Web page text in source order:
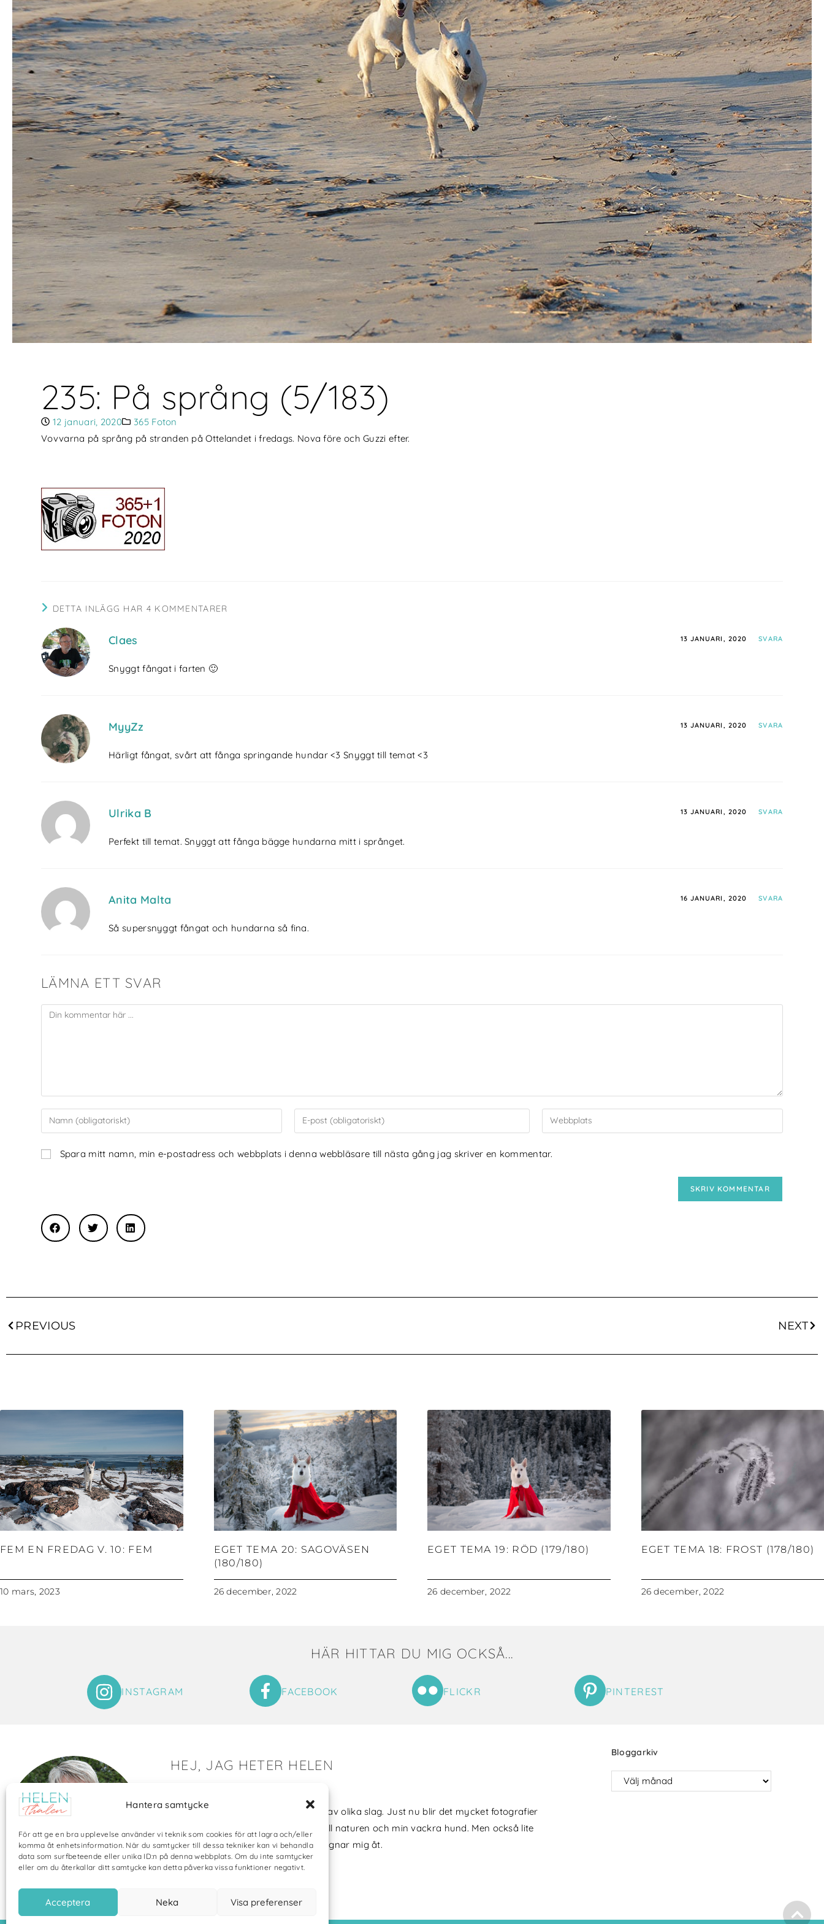
Hantera samtycke
För att ge en bra upplevelse använder vi teknik som cookies för att lagra och/eller
komma åt enhetsinformation. När du samtycker till dessa tekniker kan vi behandla
data som surfbeteende eller unika ID:n på denna webbplats. Om du inte samtycker
eller om du återkallar ditt samtycke kan detta påverka vissa funktioner negativt.
Acceptera Neka Visa preferenser
235: På språng (5/183)
12 januari, 2020
365 Foton
Vovvarna på språng på stranden på Ottelandet i fredags. Nova före och Guzzi efter.
DETTA INLÄGG HAR 4 KOMMENTARER
Claes 13 JANUARI, 2020 SVARA
Snyggt fångat i farten 🙂
MyyZz 13 JANUARI, 2020 SVARA
Härligt fångat, svårt att fånga springande hundar <3 Snyggt till temat <3
Ulrika B 13 JANUARI, 2020 SVARA
Perfekt till temat. Snyggt att fånga bägge hundarna mitt i språnget.
Anita Malta 16 JANUARI, 2020 SVARA
Så supersnyggt fångat och hundarna så fina.
LÄMNA ETT SVAR
Spara mitt namn, min e-postadress och webbplats i denna webbläsare till nästa gång jag skriver en kommentar.
PREVIOUS NEXT
FEM EN FREDAG V. 10: FEM
10 mars, 2023
EGET TEMA 20: SAGOVÄSEN
(180/180)
26 december, 2022
EGET TEMA 19: RÖD (179/180)
26 december, 2022
EGET TEMA 18: FROST (178/180)
26 december, 2022
HÄR HITTAR DU MIG OCKSÅ...
INSTAGRAM FACEBOOK FLICKR PINTEREST
HEJ, JAG HETER HELEN
Här visar jag saker som jag skapat av olika slag. Just nu blir det mycket fotografier
och många bilder visar min kärlek till naturen och min vackra hund. Men också lite
annat pyssel och kreativt som jag ägnar mig åt.
Bloggarkiv